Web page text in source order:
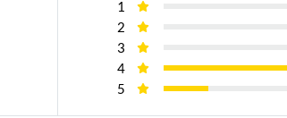
1
2
3
4
5